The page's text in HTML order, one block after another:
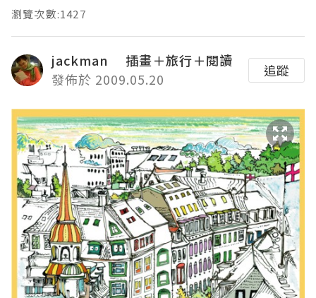
瀏覽次數:1427
jackman 插畫＋旅行＋閱讀
發佈於 2009.05.20
追蹤